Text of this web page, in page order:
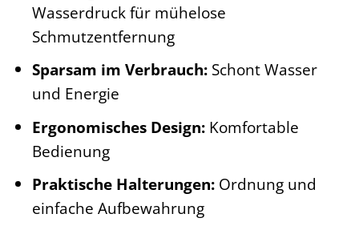
Wasserdruck für mühelose
Schmutzentfernung
Sparsam im Verbrauch:Schont Wasser
und Energie
Ergonomisches Design:Komfortable
Bedienung
Praktische Halterungen:Ordnung und
einfache Aufbewahrung